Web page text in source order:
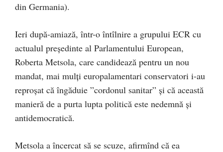
din Germania).
Ieri după-amiază, într-o întîlnire a grupului ECR cu
actualul președinte al Parlamentului European,
Roberta Metsola, care candidează pentru un nou
mandat, mai mulți europalamentari conservatori i-au
reproșat că îngăduie ”cordonul sanitar” și că această
manieră de a purta lupta politică este nedemnă și
antidemocratică.
Metsola a încercat să se scuze, afirmînd că ea